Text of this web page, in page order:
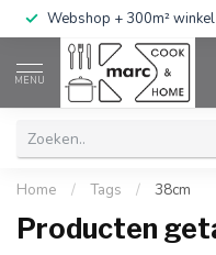
Webshop + 300m²
MENU
Home / Tags / 38cm
Producten